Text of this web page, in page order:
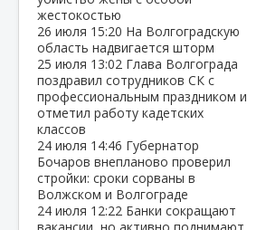
жестокостью
26 июля 15:20 На Волгоградскую
область надвигается шторм
25 июля 13:02 Глава Волгограда
поздравил сотрудников СК с
профессиональным праздником и
отметил работу кадетских
классов
24 июля 14:46 Губернатор
Бочаров внепланово проверил
стройки: сроки сорваны в
Волжском и Волгограде
24 июля 12:22 Банки сокращают